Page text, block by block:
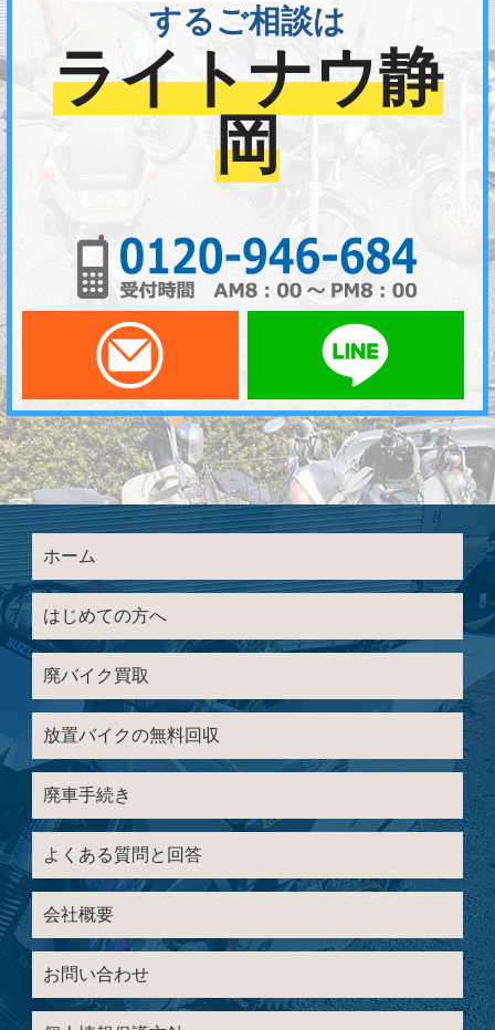
するご相談は
ライトナウ静
岡
メールでお問い合わせ
ホーム
はじめての方へ
廃バイク買取
放置バイクの無料回収
廃車手続き
よくある質問と回答
会社概要
お問い合わせ